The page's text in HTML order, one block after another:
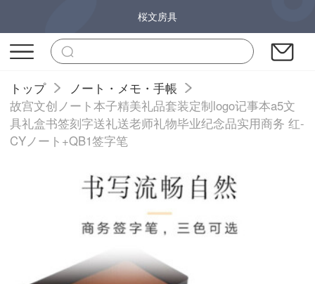
桜文房具
トップ
ノート・メモ・手帳
故宫文创ノート本子精美礼品套装定制logo记事本a5文
具礼盒书签刻字送礼送老师礼物毕业纪念品实用商务 红-
CYノート+QB1签字笔